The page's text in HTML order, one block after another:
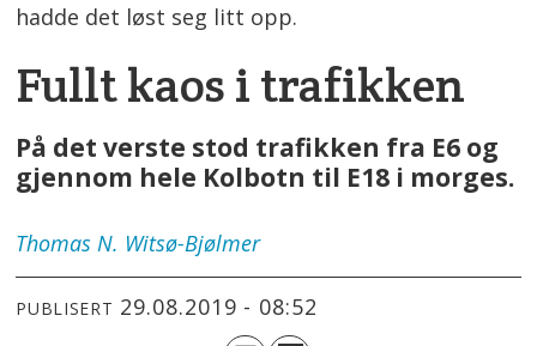
hadde det løst seg litt opp.
Fullt kaos i trafikken
På det verste stod trafikken fra E6 og
gjennom hele Kolbotn til E18 i morges.
Thomas N. Witsø-Bjølmer
PUBLISERT 29.08.2019 - 08:52